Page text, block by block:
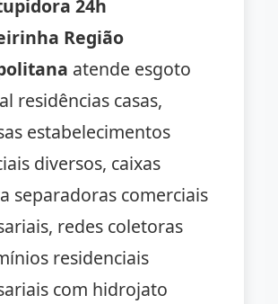
24h
Região
atende esgoto
residências casas,
estabelecimentos
diversos, caixas
separadoras comerciais
redes coletoras
residenciais
com hidrojato